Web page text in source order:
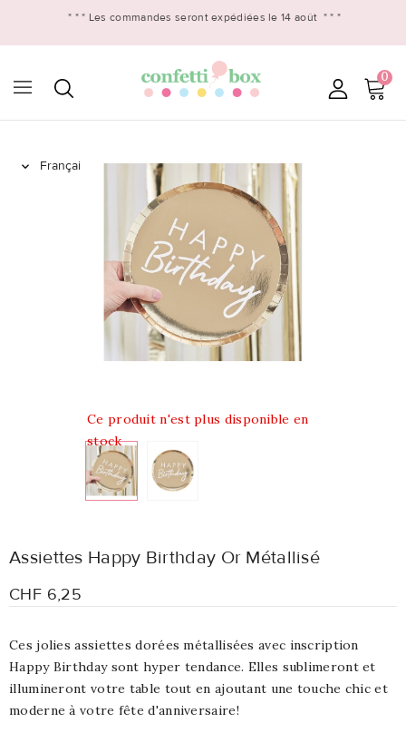
* * * Les commandes seront expédiées le 14 août * * *
0

Ce produit n'est plus disponible en
stock
Assiettes Happy Birthday Or Métallisé
CHF 6,25
Ces jolies assiettes dorées métallisées avec inscription
Happy Birthday sont hyper tendance. Elles sublimeront et
illumineront votre table tout en ajoutant une touche chic et
moderne à votre fête d'anniversaire!